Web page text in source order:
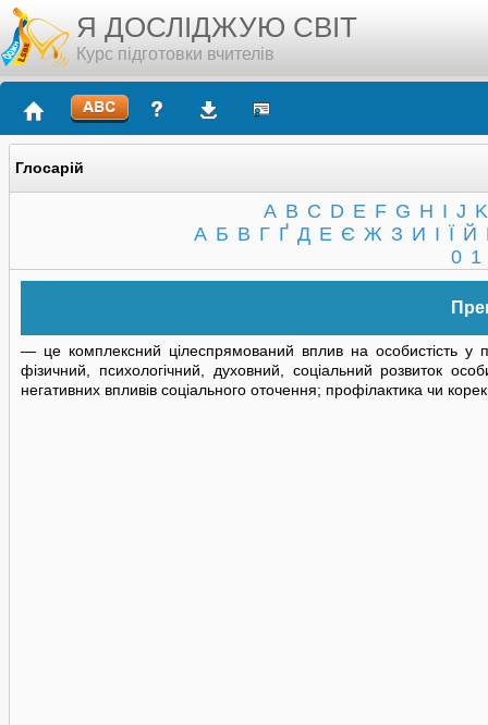
Я ДОСЛІДЖУЮ СВІТ
Курс підготовки вчителів
Глосарій
A B C D E F G H I J K
А Б В Г Ґ Д Е Є Ж З И І Ї Й
0 1
— це комплексний цілеспрямований вплив на особистість у
фізичний, психологічний, духовний, соціальний розвиток
негативних впливів соціального оточення; профілактика чи